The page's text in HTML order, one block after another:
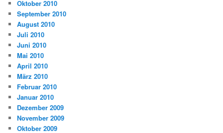
Oktober 2010
September 2010
August 2010
Juli 2010
Juni 2010
Mai 2010
April 2010
März 2010
Februar 2010
Januar 2010
Dezember 2009
November 2009
Oktober 2009